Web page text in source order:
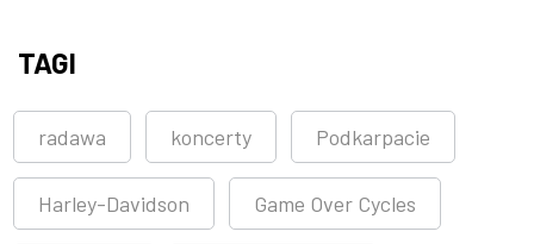
TAGI
radawa koncerty Podkarpacie
Harley-Davidson Game Over Cycles